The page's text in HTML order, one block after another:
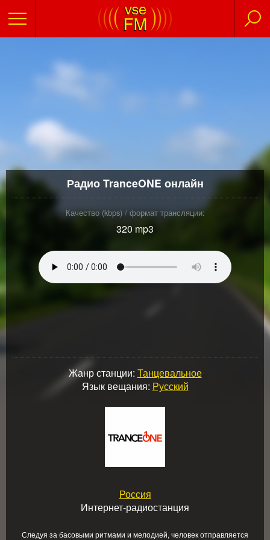
Радио TranceONE онлайн
Качество (kbps) / формат трансляции:
320 mp3
Жанр станции: Танцевальное
Язык вещания: Русский
Россия
Интернет-радиостанция
Следуя за басовыми ритмами и мелодией, человек отправляется